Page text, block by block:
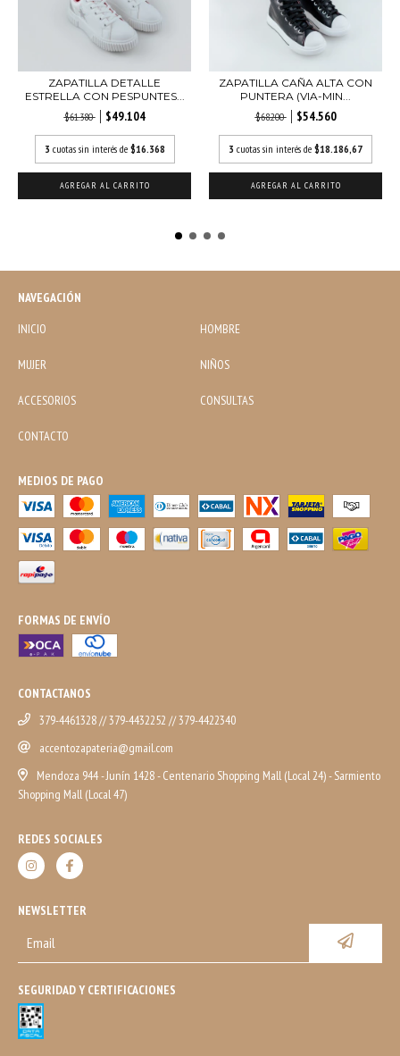
ZAPATILLA DETALLE
ESTRELLA CON PESPUNTES...
$61.380
$49.104
3 cuotas sin interés de $16.368
AGREGAR AL CARRITO
ZAPATILLA CAÑA ALTA CON
PUNTERA (VIA-MIN...
$68.200
$54.560
3 cuotas sin interés de $18.186,67
AGREGAR AL CARRITO
NAVEGACIÓN
INICIO
HOMBRE
MUJER NIÑOS
ACCESORIOS CONSULTAS
CONTACTO
MEDIOS DE PAGO
FORMAS DE ENVÍO
CONTACTANOS
379-4461328 // 379-4432252 // 379-4422340
accentozapateria@gmail.com
Mendoza 944 - Junín 1428 - Centenario Shopping Mall (Local 24) - Sarmiento
Shopping Mall (Local 47)
REDES SOCIALES
NEWSLETTER
SEGURIDAD Y CERTIFICACIONES